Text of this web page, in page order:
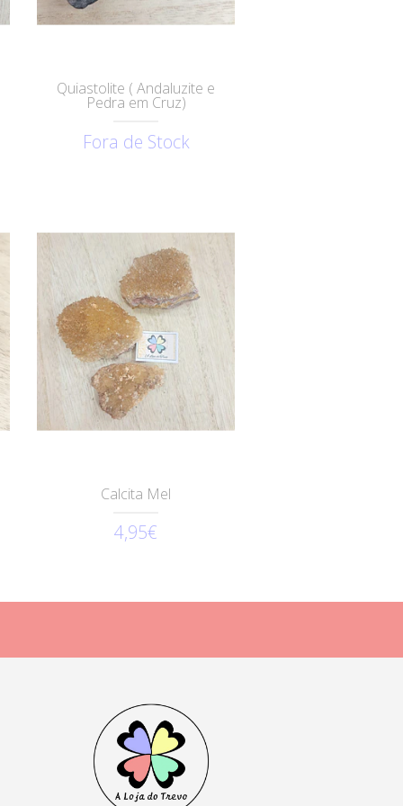
Quiastolite ( Andaluzite e
Pedra em Cruz)
Fora de Stock
Calcita Mel
4,95€